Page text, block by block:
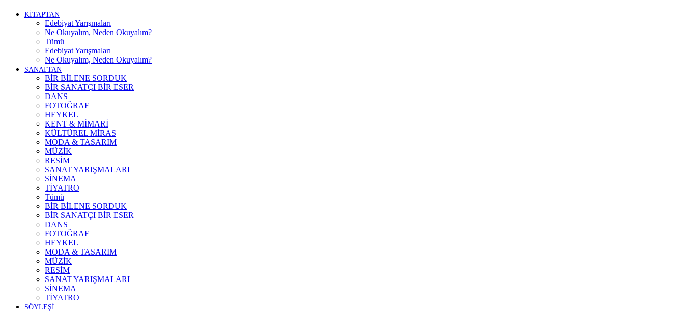
KİTAPTAN
Edebiyat Yarışmaları
Ne Okuyalım, Neden Okuyalım?
Tümü
Edebiyat Yarışmaları
Ne Okuyalım, Neden Okuyalım?
SANATTAN
BİR BİLENE SORDUK
BİR SANATÇI BİR ESER
DANS
FOTOĞRAF
HEYKEL
KENT & MİMARİ
KÜLTÜREL MİRAS
MODA & TASARIM
MÜZİK
RESİM
SANAT YARIŞMALARI
SİNEMA
TİYATRO
Tümü
BİR BİLENE SORDUK
BİR SANATÇI BİR ESER
DANS
FOTOĞRAF
HEYKEL
MODA & TASARIM
MÜZİK
RESİM
SANAT YARIŞMALARI
SİNEMA
TİYATRO
SÖYLEŞİ